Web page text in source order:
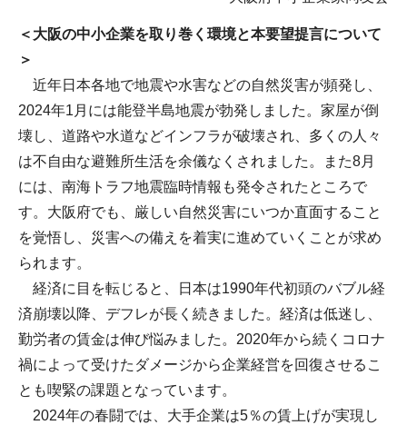
＜大阪の中小企業を取り巻く環境と本要望提言について
＞
近年日本各地で地震や水害などの自然災害が頻発し、
2024年1月には能登半島地震が勃発しました。家屋が倒
壊し、道路や水道などインフラが破壊され、多くの人々
は不自由な避難所生活を余儀なくされました。また8月
には、南海トラフ地震臨時情報も発令されたところで
す。大阪府でも、厳しい自然災害にいつか直面すること
を覚悟し、災害への備えを着実に進めていくことが求め
られます。
経済に目を転じると、日本は1990年代初頭のバブル経
済崩壊以降、デフレが長く続きました。経済は低迷し、
勤労者の賃金は伸び悩みました。2020年から続くコロナ
禍によって受けたダメージから企業経営を回復させるこ
とも喫緊の課題となっています。
2024年の春闘では、大手企業は5％の賃上げが実現し